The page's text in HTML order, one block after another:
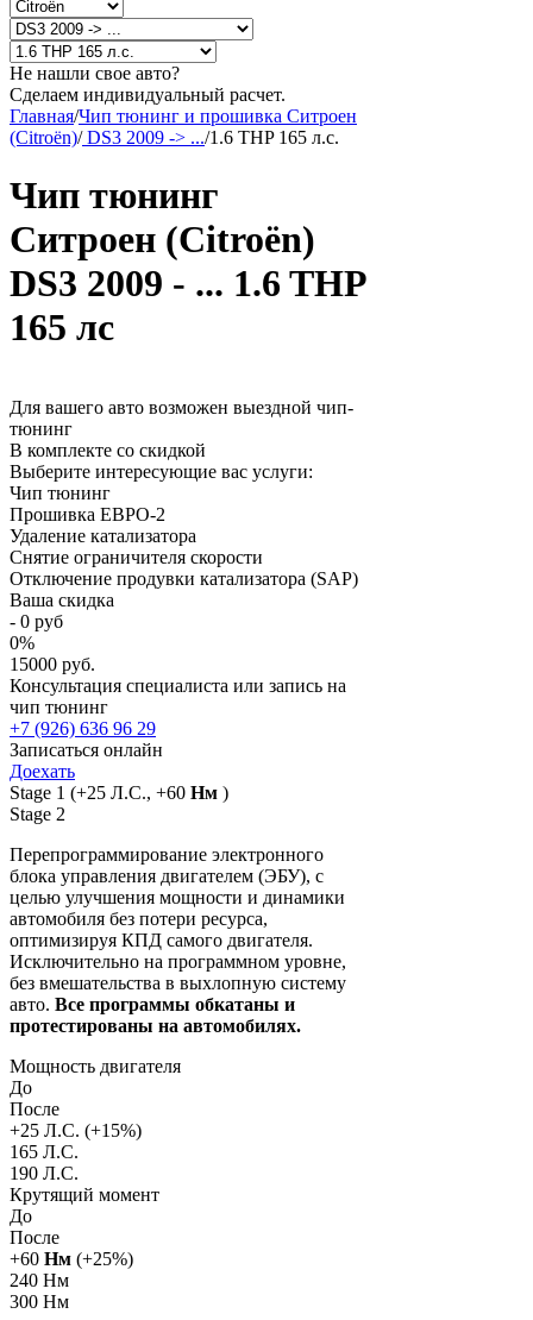
Не нашли свое авто?
Сделаем индивидуальный расчет.
Главная/Чип тюнинг и прошивка Ситроен
(Citroën)/DS3 2009 -> .../1.6 THP 165 л.с.
Чип тюнинг
Ситроен (Citroën)
DS3 2009 - ... 1.6 THP
165 лс
Для вашего авто возможен выездной чип-
тюнинг
В комплекте со скидкой
Выберите интересующие вас услуги:
Чип тюнинг
Прошивка ЕВРО-2
Удаление катализатора
Снятие ограничителя скорости
Отключение продувки катализатора (SAP)
Ваша скидка
- 0 руб
0%
15000 руб.
Консультация специалиста или запись на
чип тюнинг
+7 (926) 636 96 29
Записаться онлайн
Доехать
Stage 1 (+25 Л.С., +60 Нм )
Stage 2
Перепрограммирование электронного
блока управления двигателем (ЭБУ), с
целью улучшения мощности и динамики
автомобиля без потери ресурса,
оптимизируя КПД самого двигателя.
Исключительно на программном уровне,
без вмешательства в выхлопную систему
авто. Все программы обкатаны и
протестированы на автомобилях.
Мощность двигателя
До
После
+25 Л.С. (+15%)
165 Л.С.
190 Л.С.
Крутящий момент
До
После
+60 Нм (+25%)
240 Нм
300 Нм